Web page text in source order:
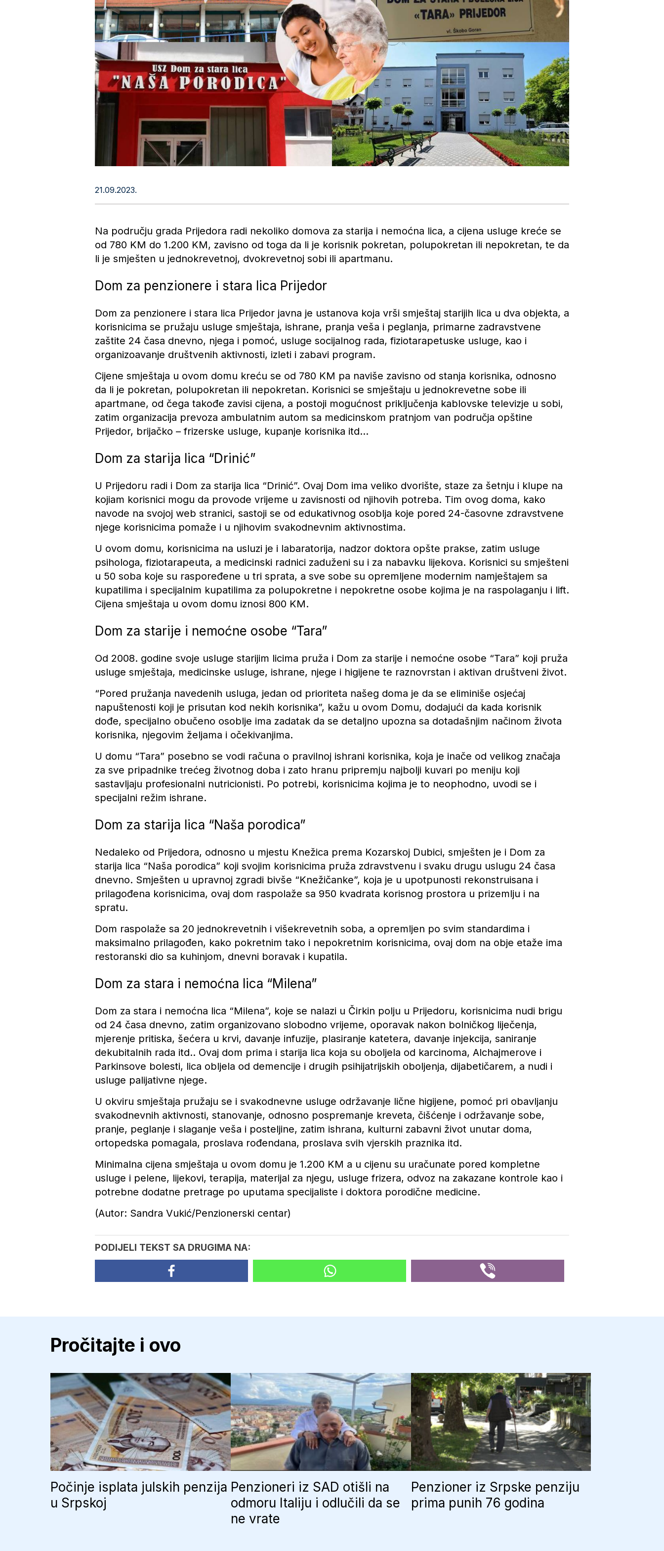
21.09.2023.
Na području grada Prijedora radi nekoliko domova za starija i nemoćna lica, a cijena usluge kreće se
od 780 KM do 1.200 KM, zavisno od toga da li je korisnik pokretan, polupokretan ili nepokretan, te da
li je smješten u jednokrevetnoj, dvokrevetnoj sobi ili apartmanu.
Dom za penzionere i stara lica Prijedor
Dom za penzionere i stara lica Prijedor javna je ustanova koja vrši smještaj starijih lica u dva objekta, a
korisnicima se pružaju usluge smještaja, ishrane, pranja veša i peglanja, primarne zadravstvene
zaštite 24 časa dnevno, njega i pomoć, usluge socijalnog rada, fiziotarapetuske usluge, kao i
organizoavanje društvenih aktivnosti, izleti i zabavi program.
Cijene smještaja u ovom domu kreću se od 780 KM pa naviše zavisno od stanja korisnika, odnosno
da li je pokretan, polupokretan ili nepokretan. Korisnici se smještaju u jednokrevetne sobe ili
apartmane, od čega takođe zavisi cijena, a postoji mogućnost priključenja kablovske televizje u sobi,
zatim organizacija prevoza ambulatnim autom sa medicinskom pratnjom van područja opštine
Prijedor, brijačko – frizerske usluge, kupanje korisnika itd…
Dom za starija lica “Drinić”
U Prijedoru radi i Dom za starija lica “Drinić”. Ovaj Dom ima veliko dvorište, staze za šetnju i klupe na
kojiam korisnici mogu da provode vrijeme u zavisnosti od njihovih potreba. Tim ovog doma, kako
navode na svojoj web stranici, sastoji se od edukativnog osoblja koje pored 24-časovne zdravstvene
njege korisnicima pomaže i u njihovim svakodnevnim aktivnostima.
U ovom domu, korisnicima na usluzi je i labaratorija, nadzor doktora opšte prakse, zatim usluge
psihologa, fiziotarapeuta, a medicinski radnici zaduženi su i za nabavku lijekova. Korisnici su smješteni
u 50 soba koje su raspoređene u tri sprata, a sve sobe su opremljene modernim namještajem sa
kupatilima i specijalnim kupatilima za polupokretne i nepokretne osobe kojima je na raspolaganju i lift.
Cijena smještaja u ovom domu iznosi 800 KM.
Dom za starije i nemoćne osobe “Tara”
Od 2008. godine svoje usluge starijim licima pruža i Dom za starije i nemoćne osobe “Tara” koji pruža
usluge smještaja, medicinske usluge, ishrane, njege i higijene te raznovrstan i aktivan društveni život.
“Pored pružanja navedenih usluga, jedan od prioriteta našeg doma je da se eliminiše osjećaj
napuštenosti koji je prisutan kod nekih korisnika”, kažu u ovom Domu, dodajući da kada korisnik
dođe, specijalno obučeno osoblje ima zadatak da se detaljno upozna sa dotadašnjim načinom života
korisnika, njegovim željama i očekivanjima.
U domu “Tara” posebno se vodi računa o pravilnoj ishrani korisnika, koja je inače od velikog značaja
za sve pripadnike trećeg životnog doba i zato hranu pripremju najbolji kuvari po meniju koji
sastavljaju profesionalni nutricionisti. Po potrebi, korisnicima kojima je to neophodno, uvodi se i
specijalni režim ishrane.
Dom za starija lica “Naša porodica”
Nedaleko od Prijedora, odnosno u mjestu Knežica prema Kozarskoj Dubici, smješten je i Dom za
starija lica “Naša porodica” koji svojim korisnicima pruža zdravstvenu i svaku drugu uslugu 24 časa
dnevno. Smješten u upravnoj zgradi bivše “Knežičanke”, koja je u upotpunosti rekonstruisana i
prilagođena korisnicima, ovaj dom raspolaže sa 950 kvadrata korisnog prostora u prizemlju i na
spratu.
Dom raspolaže sa 20 jednokrevetnih i višekrevetnih soba, a opremljen po svim standardima i
maksimalno prilagođen, kako pokretnim tako i nepokretnim korisnicima, ovaj dom na obje etaže ima
restoranski dio sa kuhinjom, dnevni boravak i kupatila.
Dom za stara i nemoćna lica “Milena”
Dom za stara i nemoćna lica “Milena”, koje se nalazi u Čirkin polju u Prijedoru, korisnicima nudi brigu
od 24 časa dnevno, zatim organizovano slobodno vrijeme, oporavak nakon bolničkog liječenja,
mjerenje pritiska, šećera u krvi, davanje infuzije, plasiranje katetera, davanje injekcija, saniranje
dekubitalnih rada itd.. Ovaj dom prima i starija lica koja su oboljela od karcinoma, Alchajmerove i
Parkinsove bolesti, lica obljela od demencije i drugih psihijatrijskih oboljenja, dijabetičarem, a nudi i
usluge palijativne njege.
U okviru smještaja pružaju se i svakodnevne usluge održavanje lične higijene, pomoć pri obavljanju
svakodnevnih aktivnosti, stanovanje, odnosno pospremanje kreveta, čišćenje i održavanje sobe,
pranje, peglanje i slaganje veša i posteljine, zatim ishrana, kulturni zabavni život unutar doma,
ortopedska pomagala, proslava rođendana, proslava svih vjerskih praznika itd.
Minimalna cijena smještaja u ovom domu je 1.200 KM a u cijenu su uračunate pored kompletne
usluge i pelene, lijekovi, terapija, materijal za njegu, usluge frizera, odvoz na zakazane kontrole kao i
potrebne dodatne pretrage po uputama specijaliste i doktora porodične medicine.
(Autor: Sandra Vukić/Penzionerski centar)
PODIJELI TEKST SA DRUGIMA NA:
Pročitajte i ovo
Počinje isplata julskih penzija
u Srpskoj
Penzioneri iz SAD otišli na
odmoru Italiju i odlučili da se
ne vrate
Penzioner iz Srpske penziju
prima punih 76 godina